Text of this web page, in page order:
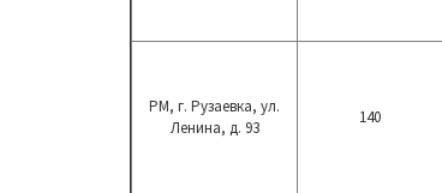
РМ, г. Рузаевка, ул.
Ленина, д. 93
140